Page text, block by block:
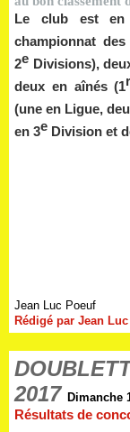
Le club est en
championnat
2e Divisions),
deux en aînés (1
(une en Ligue,
en 3e Division et
Jean Luc Poeuf
Rédigé par Jean
2017 Dimanche
Résultats de